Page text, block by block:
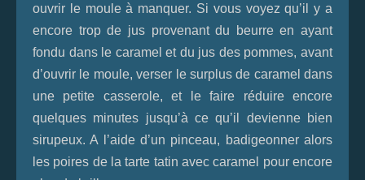
ouvrir le moule à manquer. Si vous voyez qu’il y a
encore trop de jus provenant du beurre en ayant
fondu dans le caramel et du jus des pommes, avant
d’ouvrir le moule, verser le surplus de caramel dans
une petite casserole, et le faire réduire encore
quelques minutes jusqu’à ce qu’il devienne bien
sirupeux. A l’aide d’un pinceau, badigeonner alors
les poires de la tarte tatin avec caramel pour encore